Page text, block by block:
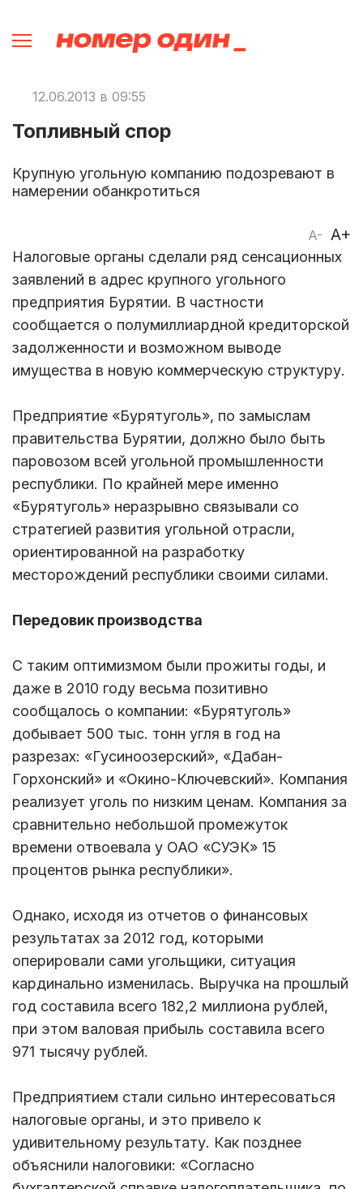
12.06.2013 в 09:55
Топливный спор
Крупную угольную компанию подозревают в
намерении обанкротиться
A- A+
Налоговые органы сделали ряд сенсационных
заявлений в адрес крупного угольного
предприятия Бурятии. В частности
сообщается о полумиллиардной кредиторской
задолженности и возможном выводе
имущества в новую коммерческую структуру.
Предприятие «Бурятуголь», по замыслам
правительства Бурятии, должно было быть
паровозом всей угольной промышленности
республики. По крайней мере именно
«Бурятуголь» неразрывно связывали со
стратегией развития угольной отрасли,
ориентированной на разработку
месторождений республики своими силами.
Передовик производства
С таким оптимизмом были прожиты годы, и
даже в 2010 году весьма позитивно
сообщалось о компании: «Бурятуголь»
добывает 500 тыс. тонн угля в год на
разрезах: «Гусиноозерский», «Дабан-
Горхонский» и «Окино-Ключевский». Компания
реализует уголь по низким ценам. Компания за
сравнительно небольшой промежуток
времени отвоевала у ОАО «СУЭК» 15
процентов рынка республики».
Однако, исходя из отчетов о финансовых
результатах за 2012 год, которыми
оперировали сами угольщики, ситуация
кардинально изменилась. Выручка на прошлый
год составила всего 182,2 миллиона рублей,
при этом валовая прибыль составила всего
971 тысячу рублей.
Предприятием стали сильно интересоваться
налоговые органы, и это привело к
удивительному результату. Как позднее
объяснили налоговики: «Согласно